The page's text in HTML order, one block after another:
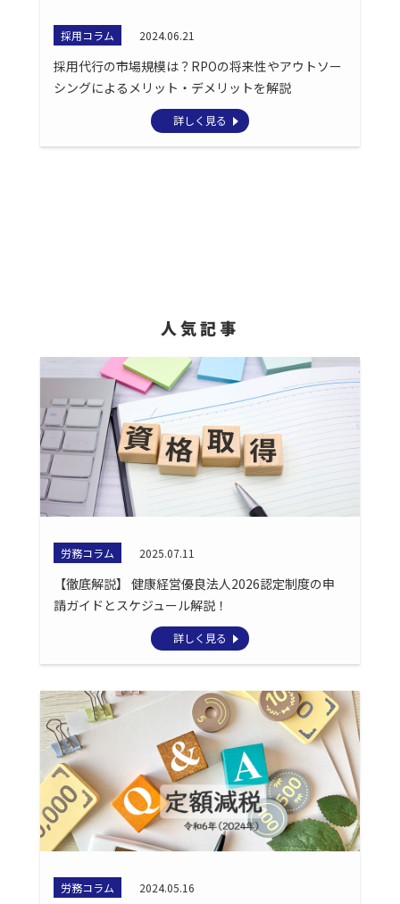
採用コラム 2024.06.21
採用代行の市場規模は？RPOの将来性やアウトソー
シングによるメリット・デメリットを解説
詳しく見る
人気記事
労務コラム 2025.07.11
【徹底解説】 健康経営優良法人2026認定制度の申
請ガイドとスケジュール解説！
詳しく見る
労務コラム 2024.05.16